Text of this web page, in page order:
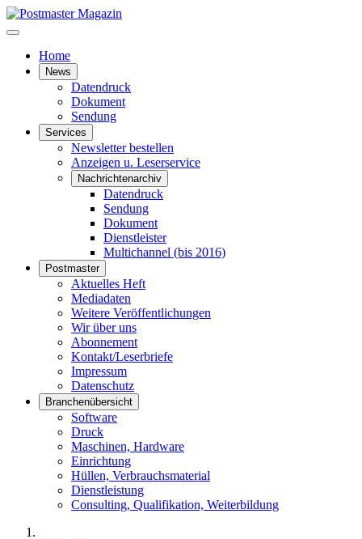
Home
News
Datendruck
Dokument
Sendung
Services
Newsletter bestellen
Anzeigen u. Leserservice
Nachrichtenarchiv
Datendruck
Sendung
Dokument
Dienstleister
Multichannel (bis 2016)
Postmaster
Aktuelles Heft
Mediadaten
Weitere Veröffentlichungen
Wir über uns
Abonnement
Kontakt/Leserbriefe
Impressum
Datenschutz
Branchenübersicht
Software
Druck
Maschinen, Hardware
Einrichtung
Hüllen, Verbrauchsmaterial
Dienstleistung
Consulting, Qualifikation, Weiterbildung